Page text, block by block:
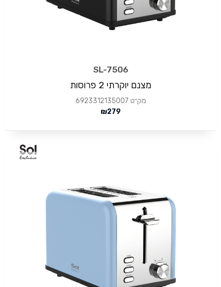
SL-7506
מצנם יוקרתי 2 פרוסות
מק״ט 6923312135007
279
₪